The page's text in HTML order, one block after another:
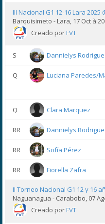
III Nacional G1 12-16 Lara 2025
Barquisimeto - Lara, 17 Oct à
Creado porFVT
S Dannielys
Q
Luciana Paredes/
Q Clara Marquez
RR Dannielys
RR Sofía Pérez
RR Fiorella Zafra
II Torneo Nacional G1 12 y 16
Naguanagua - Carabobo, 07
Creado porFVT